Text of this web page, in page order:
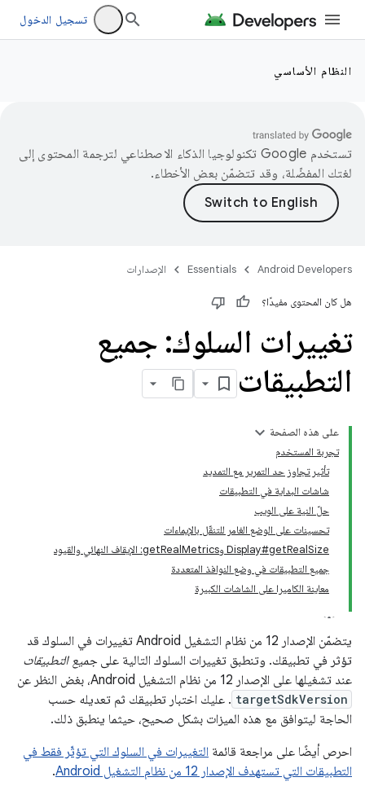
تسجيل الدخول
النظام الأساسي
تستخدم Google تكنولوجيا الذكاء الاصطناعي لترجمة المحتوى إلى
لغتك المفضّلة، وقد تتضمّن بعض الأخطاء.
Android Developers
Essentials الإصدارات
هل كان المحتوى مفيدًا؟
تغييرات السلوك: جميع
التطبيقات
على هذه الصفحة
تجربة المستخدم
تأثير تجاوز حد التمرير مع التمديد
شاشات البداية في التطبيقات
حلّ النية على الويب
تحسينات على الوضع الغامر للتنقّل بالإيماءات
‫Display#getRealSize وgetRealMetrics: الإيقاف النهائي والقيود
جميع التطبيقات في وضع النوافذ المتعددة
معاينة الكاميرا على الشاشات الكبيرة
يتضمّن الإصدار 12 من نظام التشغيل Android تغييرات في السلوك قد
تؤثر في تطبيقك. وتنطبق تغييرات السلوك التالية على جميع التطبيقات
عند تشغيلها على الإصدار 12 من نظام التشغيل Android، بغض النظر عن
targetSdkVersion . عليك اختبار تطبيقك ثم تعديله حسب
الحاجة ليتوافق مع هذه الميزات بشكل صحيح، حيثما ينطبق ذلك.
احرص أيضًا على مراجعة قائمة التغييرات في السلوك التي تؤثّر فقط في
التطبيقات التي تستهدف الإصدار 12 من نظام التشغيل Android
.